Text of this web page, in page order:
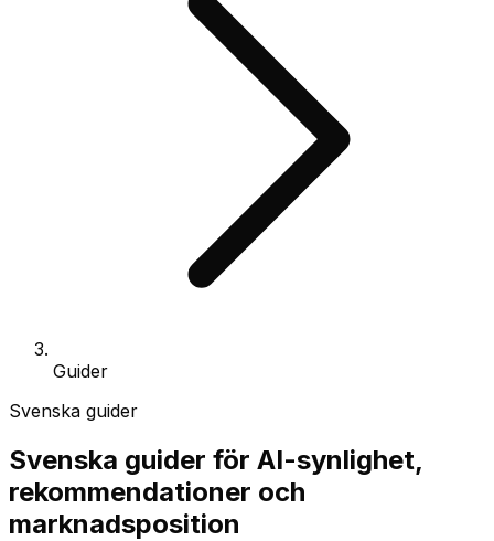
Guider
Svenska guider
Svenska guider för AI-synlighet,
rekommendationer och
marknadsposition